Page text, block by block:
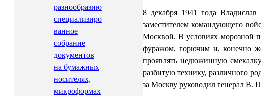
разнообразию
специализиро
ванное
собрание
документов
на бумажных
носителях,
микроформах
8 декабря 1941 года
заместителем командующего
Москвой. В условиях морозной
фуражом, горючим и, конечно
проявлять недюжинную
разбитую технику, различного
за Москву руководил генерал В.